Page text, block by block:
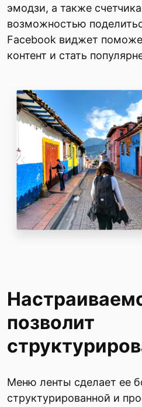
эмодзи, а также
возможностью
Facebook виджет
контент и стать
позволит
Меню ленты сделает ее
структурированной и